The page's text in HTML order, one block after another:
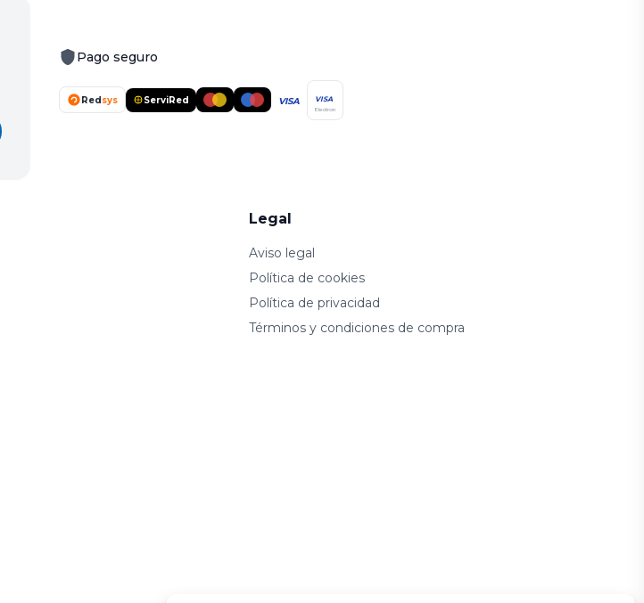
Pago seguro
Redsys ServiRed VISA VISA
Electron
Legal
Aviso legal
Política de cookies
Política de privacidad
Términos y condiciones de compra